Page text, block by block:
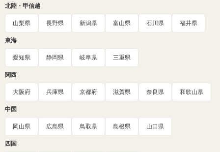
北陸・甲信越
山梨県 長野県 新潟県 富山県 石川県 福井県
東海
愛知県 静岡県 岐阜県 三重県
関西
大阪府 兵庫県 京都府 滋賀県 奈良県 和歌山県
中国
岡山県 広島県 鳥取県 島根県 山口県
四国